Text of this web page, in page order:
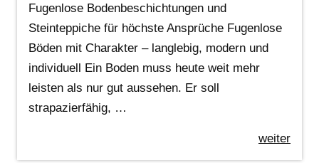
Fugenlose Bodenbeschichtungen und
Steinteppiche für höchste Ansprüche Fugenlose
Böden mit Charakter – langlebig, modern und
individuell Ein Boden muss heute weit mehr
leisten als nur gut aussehen. Er soll
strapazierfähig, …
weiter